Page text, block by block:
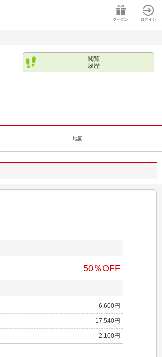
クーポン ログイン
閲覧
履歴
地図
50％OFF
6,600円
17,540円
2,100円